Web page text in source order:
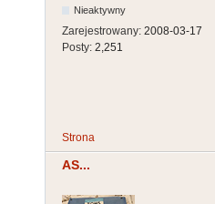
Nieaktywny
Zarejestrowany: 2008-03-17
Posty: 2,251
Strona
AS...